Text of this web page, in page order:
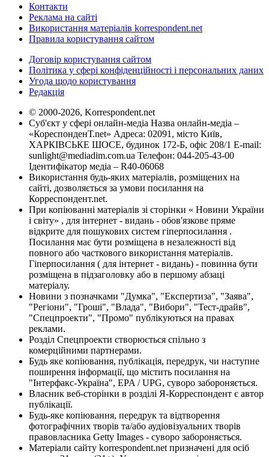
Контакти
Реклама на сайті
Використання матеріалів korrespondent.net
Правила користування сайтом
Договір користування сайтом
Політика у сфері конфіденційності і персональних даних
Угода щодо користування
Редакція
© 2000-2026, Korrespondent.net
Суб'єкт у сфері онлайн-медіа Назва онлайн-медіа –
«КореспонденТ.net» Адреса: 02091, місто Київ,
ХАРКІВСЬКЕ ШОСЕ, будинок 172-Б, офіс 208/1 E-mail:
sunlight@mediadim.com.ua Телефон: 044-205-43-00
Ідентифікатор медіа – R40-06068
Використання будь-яких матеріалів, розміщених на
сайті, дозволяється за умови посилання на
Корреспондент.net.
При копіюванні матеріалів зі сторінки « Новини України
і світу» , для інтернет - видань - обов'язкове пряме
відкрите для пошукових систем гіперпосилання .
Посилання має бути розміщена в незалежності від
повного або часткового використання матеріалів.
Гіперпосилання ( для інтернет - видань) - повинна бути
розміщена в підзаголовку або в першому абзаці
матеріалу.
Новини з позначками "Думка", "Експертиза", "Заява",
"Регіони", "Гроші", "Влада", "Вибори", "Тест-драйв",
"Спецпроекти", "Промо" публікуються на правах
реклами.
Розділ Спецпроекти створюється спільно з
комерційними партнерами.
Будь яке копіювання, публікація, передрук, чи наступне
поширення інформації, що містить посилання на
"Інтерфакс-Україна", EPA / UPG, суворо забороняється.
Власник веб-сторінки в розділі Я-Корреспондент є автор
публікації.
Будь-яке копіювання, передрук та відтворення
фотографічних творів та/або аудіовізуальних творів
правовласника Getty Images - суворо забороняється.
Матеріали сайту korrespondent.net призначені для осіб